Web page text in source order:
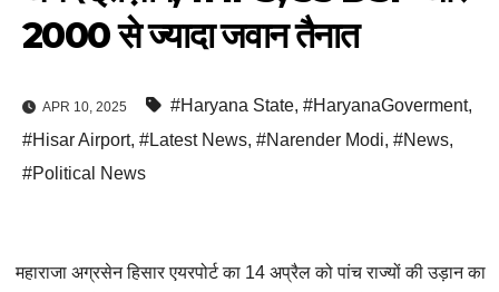
2000 से ज्यादा जवान तैनात
APR 10, 2025 #Haryana State, #HaryanaGoverment,
#Hisar Airport, #Latest News, #Narender Modi, #News,
#Political News
महाराजा अग्रसेन हिसार एयरपोर्ट का 14 अप्रैल को पांच राज्यों की उड़ान का